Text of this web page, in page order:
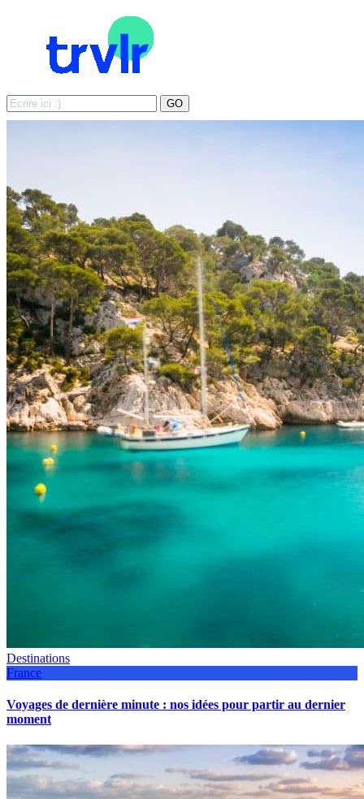
Search
for:
GO
Destinations
France
Voyages de dernière minute : nos idées pour partir au dernier
moment